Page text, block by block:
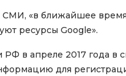
«в ближайшее время
ресурсы Google».
в апреле 2017 года в
для